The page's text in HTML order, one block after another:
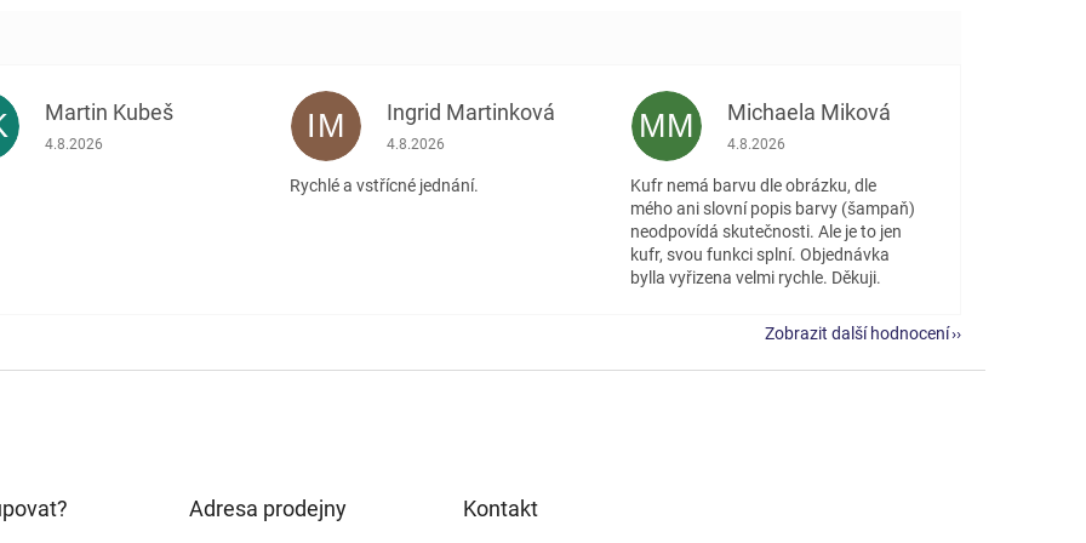
Martin Kubeš
Hodnocení obchodu je 5 z 5 hvězdiček.
4.8.2026 IM Ingrid Martinková
Hodnocení obchodu je 5 z 5 hvězdiček.
4.8.2026
Rychlé a vstřícné jednání.
MM Michaela Miková
Hodnocení obchodu je 5 z 5 hvězdiček.
4.8.2026
Kufr nemá barvu dle obrázku, dle
mého ani slovní popis barvy (šampaň)
neodpovídá skutečnosti. Ale je to jen
kufr, svou funkci splní. Objednávka
bylla vyřizena velmi rychle. Děkuji.
Zobrazit další hodnocení
Adresa prodejny Kontakt